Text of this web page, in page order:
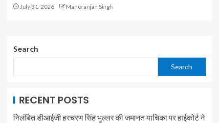
July 31, 2026 Manoranjan Singh
Search
Search
RECENT POSTS
निलंबित डीआईजी हरचरण सिंह भुल्लर की जमानत याचिका पर हाईकोर्ट ने